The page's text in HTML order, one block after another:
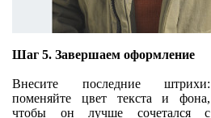
Шаг 5. Завершаем оформление
Внесите последние штрихи:
поменяйте цвет текста и фона,
чтобы он лучше сочетался с